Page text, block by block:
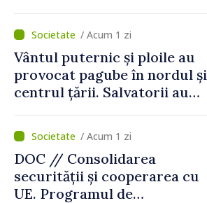
mecanisme care să-i
protejeze”/ Acum 1 zi
Vântul puternic și ploile au
provocat pagube în nordul și
centrul țării. Salvatorii au
/ Acum 1 zi
DOC // Consolidarea
securității și cooperarea cu
UE. Programul de